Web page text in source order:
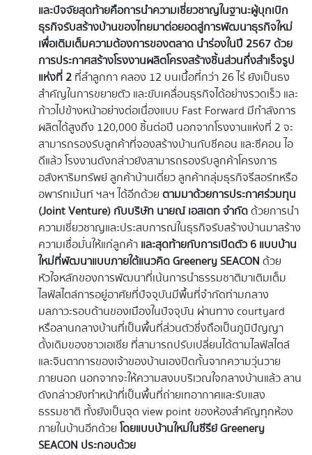
และปัจจัยสุดท้ายคือการนำความเชี่ยวชาญในฐานะผู้บุกเบิก
ธุรกิจรับสร้างบ้านของไทยมาต่อยอดสู่การพัฒนาธุรกิจใหม่
เพื่อเติมเต็มความต้องการของตลาดนำร่องในปี 2567 ด้วย
การประกาศสร้างโรงงานผลิตโครงสร้างชิ้นส่วนกึ่งสำเร็จรูป
แห่งที่ 2ที่ลำลูกกา คลอง 12 บนเนื้อที่กว่า 26 ไร่ ยังเป็นธง
สำคัญในการขยายตัว และขับเคลื่อนธุรกิจได้อย่างรวดเร็ว และ
ก้าวไปข้างหน้าอย่างต่อเนื่องแบบ Fast Forward มีกำลังการ
ผลิตได้สูงถึง 120,000 ชิ้นต่อปี นอกจากโรงงานแห่งที่ 2 จะ
สามารถรองรับลูกค้าที่จองสร้างบ้านกับซีคอน และซีคอน ไอ
ดีแล้ว โรงงานดังกล่าวยังสามารถรองรับลูกค้าโครงการ
อสังหาริมทรัพย์ ลูกค้าบ้านเดี่ยว ลูกค้ากลุ่มธุรกิจรีสอร์ทหรือ
อพาร์ทเม้นท์ ฯลฯ ได้อีกด้วยตามมาด้วยการประกาศร่วมทุน
(Joint Venture) กับบริษัท นายณ์ เอสเตท จำกัดด้วยการนำ
ความเชี่ยวชาญและประสบการณ์ในธุรกิจรับสร้างบ้านมาสร้าง
ความเชื่อมั่นให้แก่ลูกค้าและสุดท้ายกับการเปิดตัว6 แบบบ้าน
ใหม่ที่พัฒนาแบบภายใต้แนวคิด Greenery SEACONด้วย
หัวใจหลักของการพัฒนาที่เน้นการนำธรรมชาติมาเติมเต็ม
ไลฟ์สไตล์การอยู่อาศัยที่ปัจจุบันมีพื้นที่จำกัดท่ามกลาง
มลภาวะรอบด้านของเมืองในปัจจุบัน ผ่านทาง courtyard
หรือลานกลางบ้านที่เป็นพื้นที่ส่วนตัวซึ่งถือเป็นภูมิปัญญา
ดั้งเดิมของชาวเอเชีย ที่สามารถปรับเปลี่ยนได้ตามไลฟ์สไตล์
และจินตาการของเจ้าของบ้านเองปิดกั้นจากความวุ่นวาย
ภายนอก นอกจากจะให้ความสงบบริเวณใจกลางบ้านแล้ว ลาน
ดังกล่าวยังทำหน้าที่เป็นพื้นที่ถ่ายเทอากาศและรับแสง
ธรรมชาติ ทั้งยังเป็นจุด view point ของห้องสำคัญทุกห้อง
ภายในบ้านอีกด้วยโดยแบบบ้านใหม่ในซีรีย์Greenery
SEACON ประกอบด้วย